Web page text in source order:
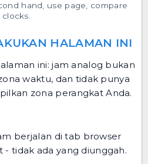
hand, use page, compare
clocks.
HALAMAN INI
ini: jam analog bukan
waktu, dan tidak punya
zona perangkat Anda.
berjalan di tab browser
tidak ada yang diunggah.